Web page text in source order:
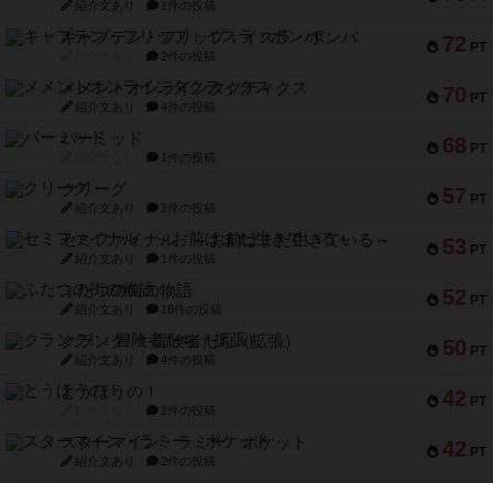
紹介文あり 1件の投稿
72 PT
キャプテン・フリップ：イスラ・ボンバ
2件の投稿
70 PT
メメントオンラインタクティクス
紹介文あり 4件の投稿
68 PT
パーミッド
1件の投稿
57 PT
クリーグ
紹介文あり 1件の投稿
53 PT
セミファイナル ～お前はまだ生きている～
紹介文あり 1件の投稿
52 PT
ふたつの街の物語
紹介文あり 18件の投稿
50 PT
クランク! ：冒険者たち（拡張）
紹介文あり 4件の投稿
42 PT
とうほうの！
1件の投稿
42 PT
スターマイン・ラミー ポケット
紹介文あり 2件の投稿